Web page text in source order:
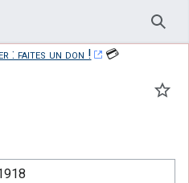
: faites un don !
💳